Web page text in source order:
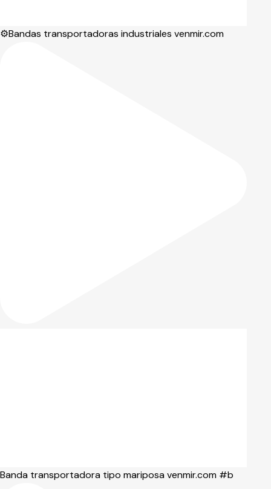
⚙️Bandas transportadoras industriales venmir.com
Banda transportadora tipo mariposa venmir.com #b